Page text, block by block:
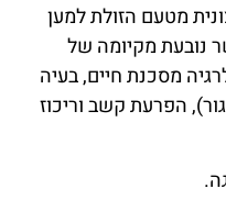
מטעם הזולת למען
מקיומה של
מסכנת חיים, בעיה
הפרעת קשב וריכוז